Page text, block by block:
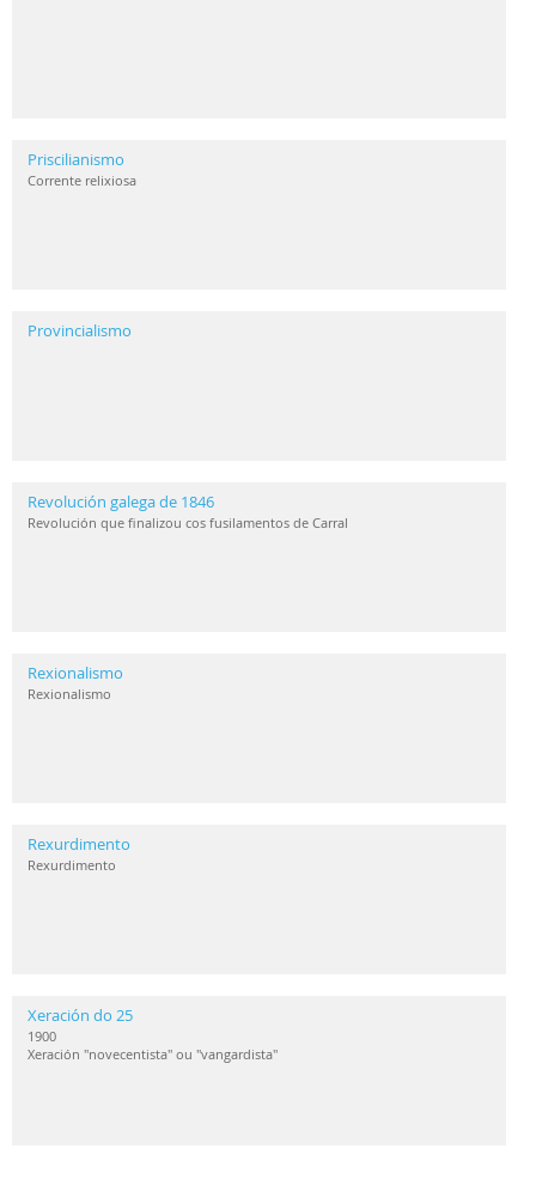
Priscilianismo
Corrente relixiosa
Provincialismo
Revolución galega de 1846
Revolución que finalizou cos fusilamentos de Carral
Rexionalismo
Rexionalismo
Rexurdimento
Rexurdimento
Xeración do 25
1900
Xeración "novecentista" ou "vangardista"